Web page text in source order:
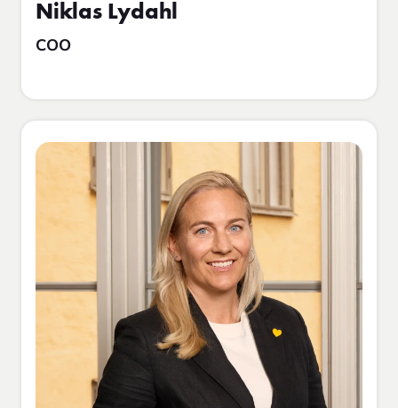
Niklas Lydahl
COO